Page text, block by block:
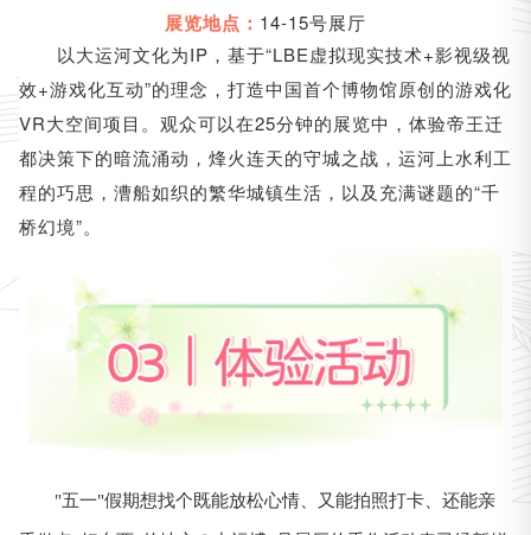
展览地点： 14-15号展厅
以大运河文化为IP，基于“LBE虚拟现实技术+影视级视
效+游戏化互动”的理念，打造中国首个博物馆原创的游戏化
VR大空间项目。观众可以在25分钟的展览中，体验帝王迁
都决策下的暗流涌动，烽火连天的守城之战，运河上水利工
程的巧思，漕船如织的繁华城镇生活，以及充满谜题的“千
桥幻境”。
"五一"假期想找个既能放松心情、又能拍照打卡、还能亲